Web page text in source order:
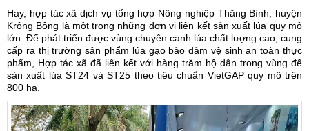
Hay, hợp tác xã dịch vụ tổng hợp Nông nghiệp Thăng Bình, huyện
Krông Bông là một trong những đơn vị liên kết sản xuất lúa quy mô
lớn. Để phát triển được vùng chuyên canh lúa chất lượng cao, cung
cấp ra thị trường sản phẩm lúa gạo bảo đảm vệ sinh an toàn thực
phẩm, Hợp tác xã đã liên kết với hàng trăm hộ dân trong vùng để
sản xuất lúa ST24 và ST25 theo tiêu chuẩn VietGAP quy mô trên
800 ha.